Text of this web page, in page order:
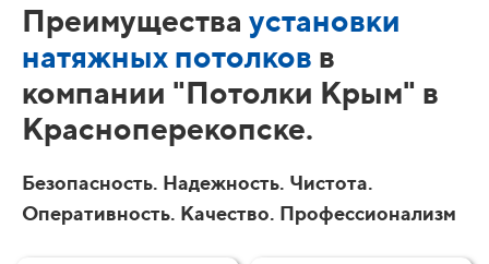
Преимущества установки
натяжных потолков в
компании "Потолки Крым" в
Красноперекопске.
Безопасность. Надежность. Чистота.
Оперативность. Качество. Профессионализм